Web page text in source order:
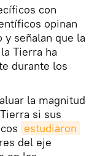
con
opinan
y señalan que la
Tierra ha
durante los
la magnitud
si sus
estudiaron
del eje